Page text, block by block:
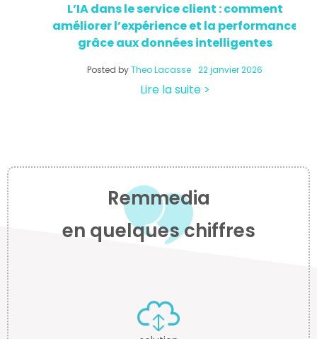
L’IA dans le service client : comment
améliorer l’expérience et la performance
grâce aux données intelligentes
Posted byTheo Lacasse 22 janvier 2026
Lire la suite >
Remmedia
en quelques chiffres